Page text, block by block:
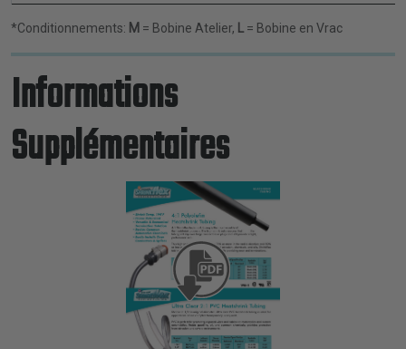
*Conditionnements: M = Bobine Atelier, L = Bobine en Vrac
Informations
Supplémentaires